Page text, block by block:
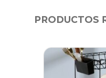
PRODUCTOS